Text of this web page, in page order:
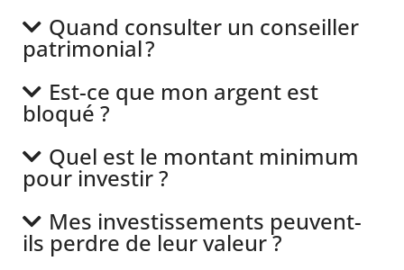
Quand consulter un conseiller
patrimonial ?
Est-ce que mon argent est
bloqué ?
Quel est le montant minimum
pour investir ?
Mes investissements peuvent-
ils perdre de leur valeur ?